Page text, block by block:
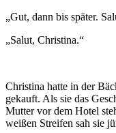
„Gut, dann bis später.
„Salut, Christina.“
Christina hatte in der
gekauft. Als sie das
Mutter vor dem Hotel
weißen Streifen sah sie